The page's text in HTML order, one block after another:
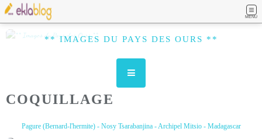
MENU
** IMAGES DU PAYS DES OURS **
COQUILLAGE
Pagure (Bernard-l'hermite) - Nosy Tsarabanjina - Archipel Mitsio - Madagascar